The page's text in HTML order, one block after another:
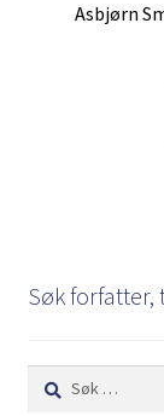
Asbjørn
Søk forfatter,
Søk
etter: